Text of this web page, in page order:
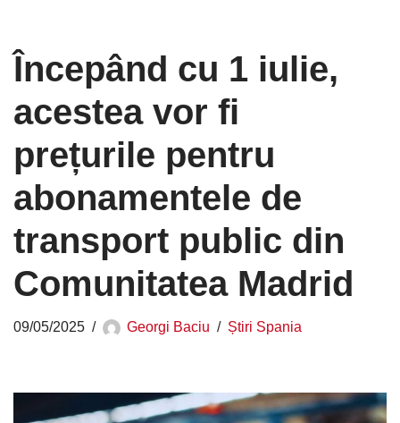
Începând cu 1 iulie,
acestea vor fi
prețurile pentru
abonamentele de
transport public din
Comunitatea Madrid
09/05/2025 Georgi Baciu Știri Spania